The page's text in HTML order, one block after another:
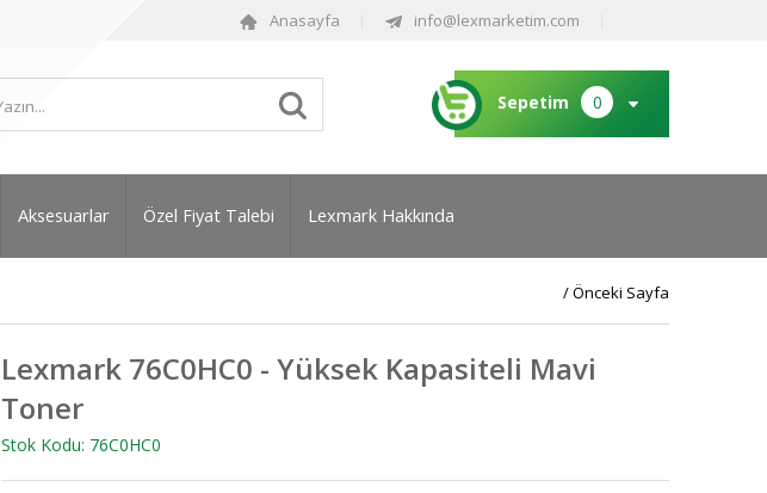
Anasayfa info@lexmarketim.com
Sepetim 0
Aksesuarlar Özel Fiyat Talebi Lexmark Hakkında
/ Önceki Sayfa
Lexmark 76C0HC0 - Yüksek Kapasiteli Mavi
Toner
Stok Kodu: 76C0HC0